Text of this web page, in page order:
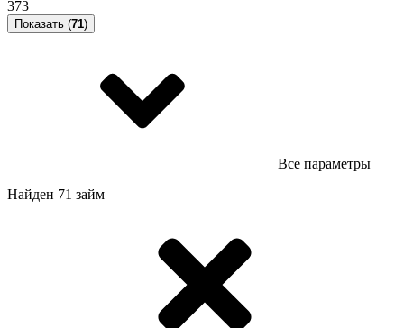
373
Показать (71)
Все параметры
Найден 71 займ